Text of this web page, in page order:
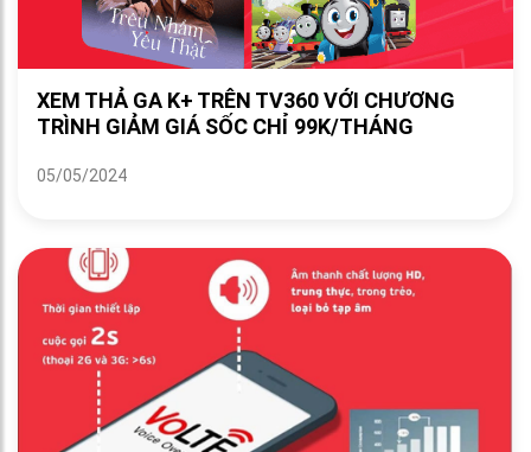
XEM THẢ GA K+ TRÊN TV360 VỚI CHƯƠNG
TRÌNH GIẢM GIÁ SỐC CHỈ 99K/THÁNG
05/05/2024